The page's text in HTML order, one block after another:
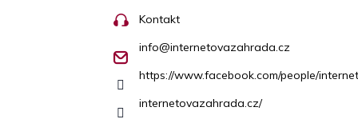
Kontakt
info@internetovazahrada.cz
https://www.facebook.com/people/
internetovazahrada.cz/